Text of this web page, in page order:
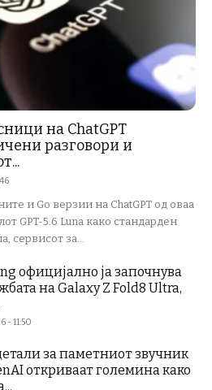
на ChatGPT
разговори и
и Go верзии на ChatGPT од оваа
GPT-5.6 Luna како стандарден
сервисот за...
официјално ја започнува
на Galaxy Z Fold8 Ultra,
- 11:50
за паметниот звучник
откриваат големина како